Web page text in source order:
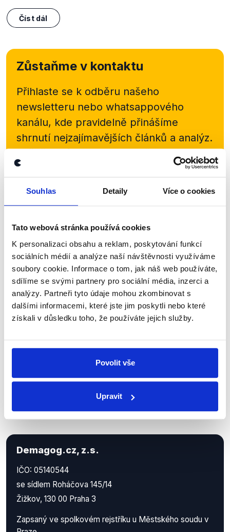
Souhlas Detaily Více o cookies
Tato webová stránka používá cookies
K personalizaci obsahu a reklam, poskytování funkcí
sociálních médií a analýze naší návštěvnosti využíváme
soubory cookie. Informace o tom, jak náš web používáte,
sdílíme se svými partnery pro sociální média, inzerci a
analýzy. Partneři tyto údaje mohou zkombinovat s
dalšími informacemi, které jste jim poskytli nebo které
získali v důsledku toho, že používáte jejich služby.
Povolit vše
Upravit
Číst dál
Zůstaňme v kontaktu
Přihlaste se k odběru našeho
newsletteru nebo whatsappového
kanálu, kde pravidelně přinášíme
shrnutí nejzajímavějších článků a analýz.
Začněte nás odebírat, a mějte tak
přehled o tom, jaké dezinformace a
Sociální sítě
Nenechte si ujít nejnovější události
z Demagog.cz. Sdílením našich
příspěvků přátelům podpoříte naši
práci.
Demagog.cz, z.s.
IČO: 05140544
se sídlem Roháčova 145/14
Žižkov, 130 00 Praha 3
Zapsaný ve spolkovém rejstříku u Městského soudu v